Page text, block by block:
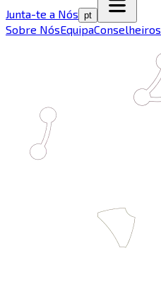
Junta-te a Nós pt
Sobre NósEquipaConselheiros